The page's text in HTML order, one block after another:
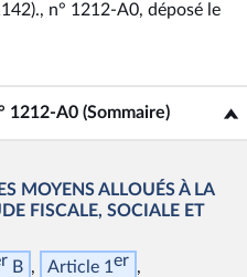
n° 1212-A0, déposé le
1212-A0 (Sommaire)
n° 1212-A0 (Sommaire)</b>
MOYENS ALLOUÉS À LA
FISCALE, SOCIALE ET
B Article 1 er